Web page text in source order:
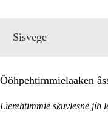
Sisvege
Ööhpehtimmielaaken
Lïerehtimmie skuvlesne jïh